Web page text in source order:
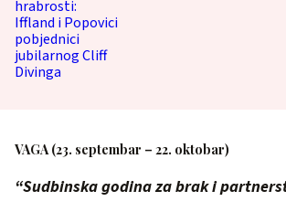
VAGA (23. septembar – 22. oktobar)
“Sudbinska godina za brak i